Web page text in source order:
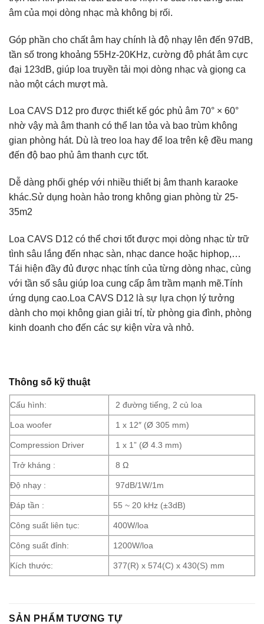
âm của mọi dòng nhạc mà không bị rối.
Góp phần cho chất âm hay chính là độ nhạy lên đến 97dB,
tần số trong khoảng 55Hz-20KHz, cường độ phát âm cực
đại 123dB, giúp loa truyền tải mọi dòng nhạc và giọng ca
nào một cách mượt mà.
Loa CAVS D12 pro được thiết kế góc phủ âm 70° × 60°
nhờ vậy mà âm thanh có thể lan tỏa và bao trùm không
gian phòng hát. Dù là treo loa hay để loa trên kệ đều mang
đến độ bao phủ âm thanh cực tốt.
Dễ dàng phối ghép với nhiều thiết bị âm thanh karaoke
khác.Sử dụng hoàn hảo trong không gian phòng từ 25-
35m2
Loa CAVS D12 có thể chơi tốt được mọi dòng nhạc từ trữ
tình sâu lắng đến nhạc sàn, nhạc dance hoặc hiphop,…
Tái hiện đầy đủ được nhạc tính của từng dòng nhạc, cùng
với tần số sâu giúp loa cung cấp âm trầm mạnh mẽ.Tính
ứng dụng cao.Loa CAVS D12 là sự lựa chọn lý tưởng
dành cho mọi không gian giải trí, từ phòng gia đình, phòng
kinh doanh cho đến các sự kiện vừa và nhỏ.
Thông số kỹ thuật
Cấu hình: 2 đường tiếng, 2 củ loa
Loa woofer 1 x 12″ (Ø 305 mm)
Compression Driver 1 x 1” (Ø 4.3 mm)
Trở kháng : 8 Ω
Độ nhạy : 97dB/1W/1m
Đáp tần : 55 ~ 20 kHz (±3dB)
Công suất liên tục: 400W/loa
Công suất đỉnh: 1200W/loa
Kích thước: 377(R) x 574(C) x 430(S) mm
SẢN PHẨM TƯƠNG TỰ